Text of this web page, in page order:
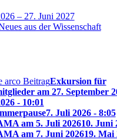
– 27. Juni 2027
aus der Wissenschaft
Exkursion für
am 27. September
- 10:01
7. Juli 2026 - 8:05
am 5. Juli 202610. Juni
am 7. Juni 202619. Mai